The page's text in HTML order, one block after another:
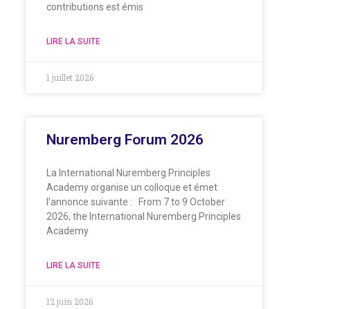
contributions est émis
LIRE LA SUITE
1 juillet 2026
Nuremberg Forum 2026
La International Nuremberg Principles
Academy organise un colloque et émet
l’annonce suivante : From 7 to 9 October
2026, the International Nuremberg Principles
Academy
LIRE LA SUITE
12 juin 2026